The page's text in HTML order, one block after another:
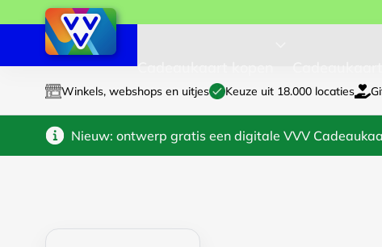
Winkels, webshops en uitjes Keuze uit 18.000 locaties
Nieuw: ontwerp gratis een digitale VVV